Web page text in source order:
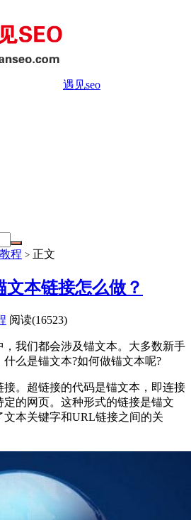
遇见seo
程 > 正文
本链接怎么做？
阅读(16523)
我们都会涉及锚文本。大多数新手
么是锚文本?如何做锚文本呢?
。超链接的代码是锚文本，即连接
的网页。这种形式的链接是锚文
本关键字和URL链接之间的关